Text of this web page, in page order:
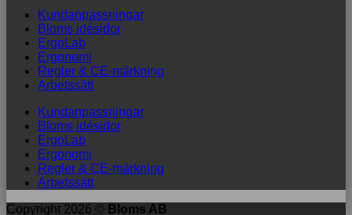
Kundanpassningar
Bloms idésidor
ErgoLab
Ergonomi
Regler & CE-märkning
Arbetssätt
Kundanpassningar
Bloms idésidor
ErgoLab
Ergonomi
Regler & CE-märkning
Arbetssätt
Copyright 2026 © Bloms AB